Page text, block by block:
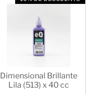
Dimensional Brillante
Lila (513) x 40 cc